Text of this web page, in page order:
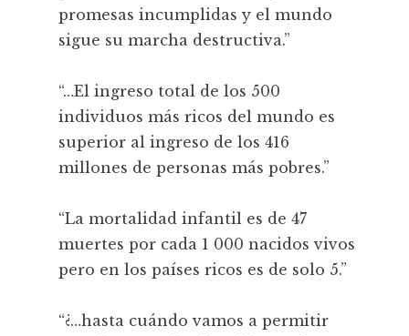
promesas incumplidas y el mundo
sigue su marcha destructiva.”
“…El ingreso total de los 500
individuos más ricos del mundo es
superior al ingreso de los 416
millones de personas más pobres.”
“La mortalidad infantil es de 47
muertes por cada 1 000 nacidos vivos
pero en los países ricos es de solo 5.”
“¿…hasta cuándo vamos a permitir